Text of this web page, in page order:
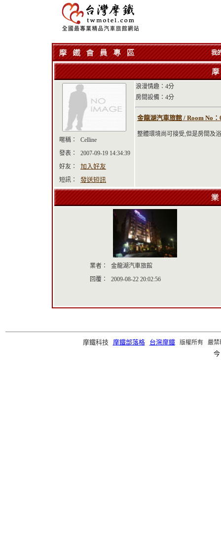
我
暱稱：
Celline
發表：
2007-09-19 14:34:39
好友：
加入好友
短訊： 發送短訊
浪漫情趣：4分
房間設備：4分
金龍湖汽車旅館 / Room No：
整體環境尚可接受,但是房間及
業者：
金龍湖汽車旅館
回覆：
2009-08-22 20:02:56
摩鐵科技 摩鐵部落格 台灣摩鐵版權所有 嚴禁